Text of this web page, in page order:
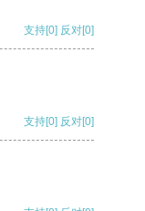
支持[0] 反对[0]
支持[0] 反对[0]